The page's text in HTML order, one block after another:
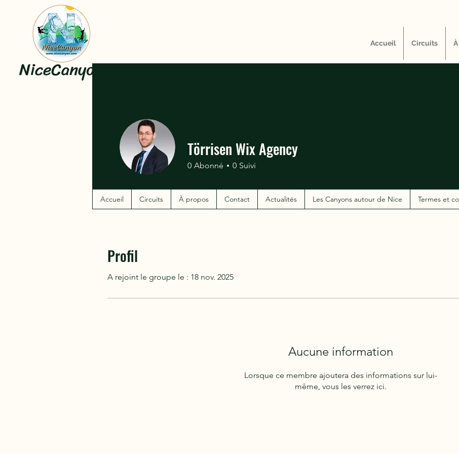
NiceCanyon
Accueil Circuits
Profil
A rejoint le groupe le : 18 nov. 2025
Aucune information
Lorsque ce membre ajoutera des informations sur lui-
même, vous les verrez ici.
Törrisen Wix Agency
0 Abonné 0 Suivi
Accueil Circuits À propos Contact Actualités Les Canyons autour de Nice Termes et